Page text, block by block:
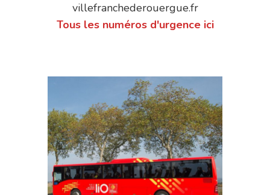
villefranchederouergue.fr
Tous les numéros d'urgence ici